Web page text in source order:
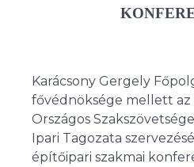
Karácsony Gergely
fővédnöksége mellett az
Országos
Ipari Tagozata
építőipari szakmai